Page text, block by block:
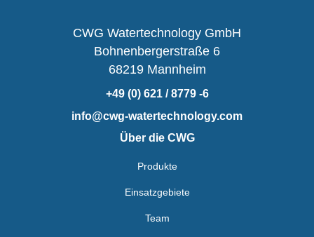
CWG Watertechnology GmbH
Bohnenbergerstraße 6
68219 Mannheim
+49 (0) 621 / 8779 -6
info@cwg-watertechnology.com
Über die CWG
Produkte
Einsatzgebiete
Team